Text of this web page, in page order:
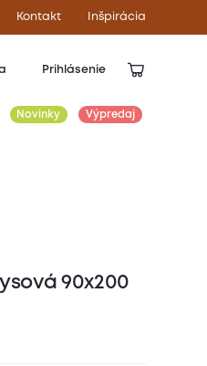
Kontakt Inšpirácia
Prihlásenie
Novinky Výpredaj
90x200